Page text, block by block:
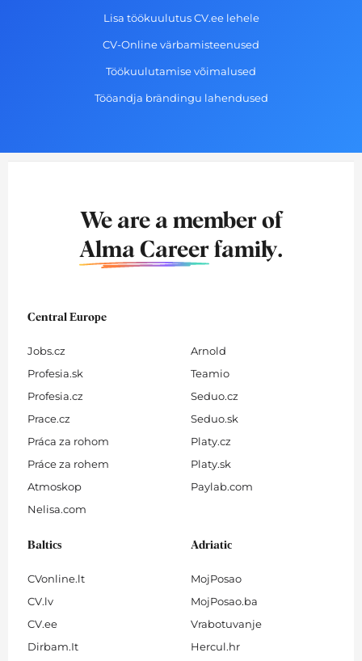
Lisa töökuulutus CV.ee lehele
CV-Online värbamisteenused
Töökuulutamise võimalused
Tööandja brändingu lahendused
We are a member of
Alma Career family.
Central Europe
Jobs.cz
Profesia.sk
Profesia.cz
Prace.cz
Práca za rohom
Práce za rohem
Atmoskop
Nelisa.com
Arnold
Teamio
Seduo.cz
Seduo.sk
Platy.cz
Platy.sk
Paylab.com
Baltics
CVonline.lt
CV.lv
CV.ee
Dirbam.It
Adriatic
MojPosao
MojPosao.ba
Vrabotuvanje
Hercul.hr